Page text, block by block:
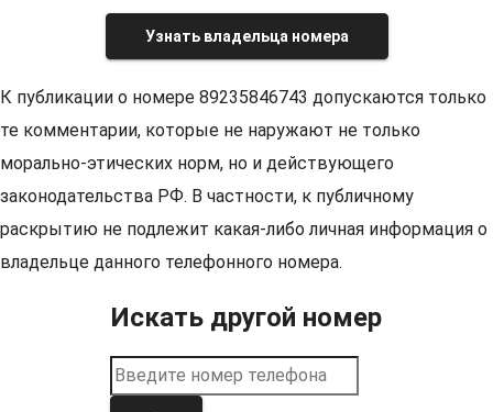
Узнать владельца номера
К публикации о номере 89235846743 допускаются только
те комментарии, которые не наружают не только
морально-этических норм, но и действующего
законодательства РФ. В частности, к публичному
раскрытию не подлежит какая-либо личная информация о
владельце данного телефонного номера.
Искать другой номер